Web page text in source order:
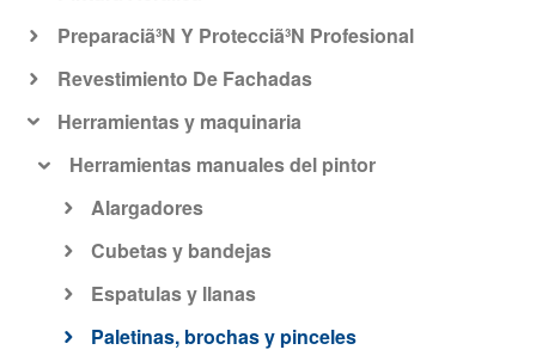
Preparaciã³N Y Protecciã³N Profesional
Revestimiento De Fachadas
Herramientas y maquinaria
Herramientas manuales del pintor
Alargadores
Cubetas y bandejas
Espatulas y llanas
Paletinas, brochas y pinceles